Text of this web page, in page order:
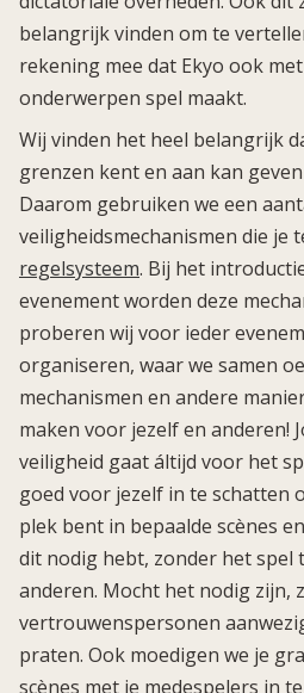
belangrijk vinden om te
rekening mee dat Ekyo ook
onderwerpen spel maakt.
Wij vinden het heel belangrijk
grenzen kent en aan kan
Daarom gebruiken we een
veiligheidsmechanismen die je
regelsysteem. Bij het
evenement worden deze
proberen wij voor ieder
organiseren, waar we samen
mechanismen en andere
maken voor jezelf en anderen!
veiligheid gaat áltijd voor het
goed voor jezelf in te schatten
plek bent in bepaalde scènes
dit nodig hebt, zonder het spel
anderen. Mocht het nodig zijn,
vertrouwenspersonen
praten. Ook moedigen we je
scènes met je medespelers in